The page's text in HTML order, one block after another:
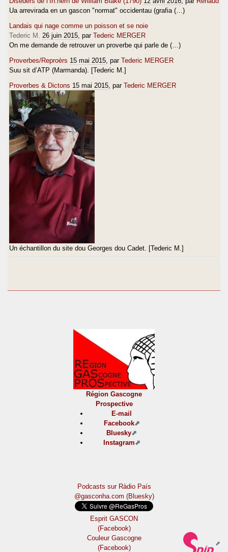
Ua arrevirada en un gascon "normat" occidentau (grafia (…)
Landais qui nage comme un poisson et se noie
Tederic M.
26 juin 2015 , par Tederic MERGER
On me demande de retrouver un proverbe qui parle de (…)
Proverbes/Reproèrs 15 mai 2015 , par Tederic MERGER
Suu sit d’ATP (Marmanda). [Tederic M.]
Proverbes & Dictons 15 mai 2015 , par Tederic MERGER
Un échantillon du site dou Georges dou Cadet. [Tederic M.]
Région Gascogne
Prospective
E-mail
Facebook
Bluesky
Instagram
Podcasts sur Ràdio País
@gasconha.com (Bluesky)
Esprit GASCON
(Facebook)
Couleur Gascogne
(Facebook)